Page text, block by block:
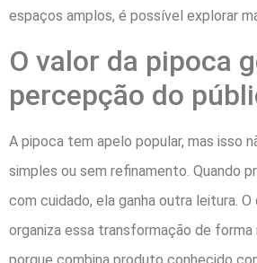
espaços amplos, é possível explorar
O valor da pipoca
percepção do
A pipoca tem apelo popular, mas isso
simples ou sem refinamento. Quando
com cuidado, ela ganha outra leitura.
organiza essa transformação de